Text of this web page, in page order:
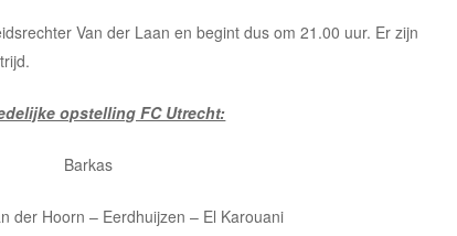
Van der Laan en begint dus om 21.00 uur. Er zijn
opstelling FC Utrecht:
Barkas
der Hoorn – Eerdhuijzen – El Karouani